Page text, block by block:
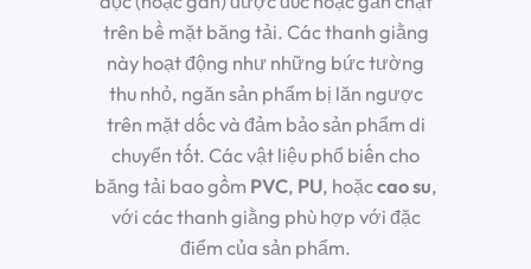
trên bề mặt băng tải. Các thanh giằng
này hoạt động như những bức tường
thu nhỏ, ngăn sản phẩm bị lăn ngược
trên mặt dốc và đảm bảo sản phẩm di
chuyển tốt. Các vật liệu phổ biến cho
băng tải bao gồm PVC, PU, hoặccao su,
với các thanh giằng phù hợp với đặc
điểm của sản phẩm.